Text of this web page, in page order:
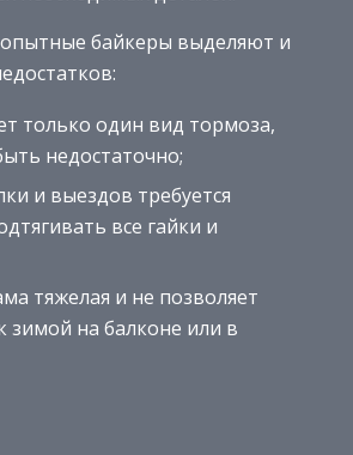
байкеры выделяют и
только один вид тормоза,
недостаточно;
и выездов требуется
все гайки и
тяжелая и не позволяет
зимой на балконе или в